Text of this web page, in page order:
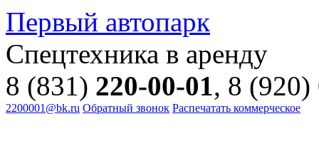
Первый автопарк
Спецтехника в аренду
8 (831) 220-00-01, 8 (920)
2200001@bk.ru Обратный звонок Распечатать коммерческое